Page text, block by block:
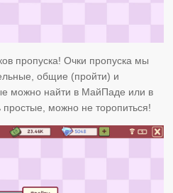
пропуска! Очки пропуска мы
общие (пройти) и
можно найти в МайПаде или в
простые, можно не торопиться!